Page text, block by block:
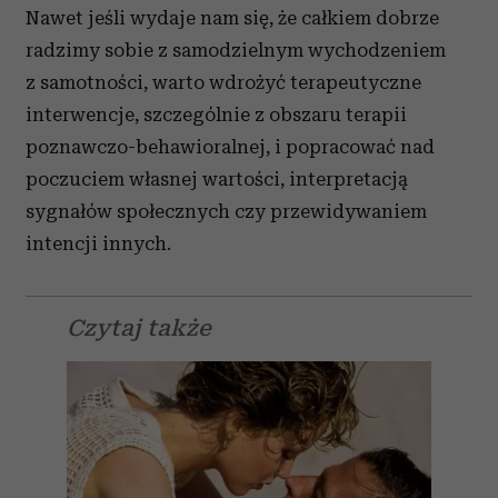
Nawet jeśli wydaje nam się, że całkiem dobrze
radzimy sobie z samodzielnym wychodzeniem
z samotności, warto wdrożyć terapeutyczne
interwencje, szczególnie z obszaru terapii
poznawczo-behawioralnej, i popracować nad
poczuciem własnej wartości, interpretacją
sygnałów społecznych czy przewidywaniem
intencji innych.
Czytaj także